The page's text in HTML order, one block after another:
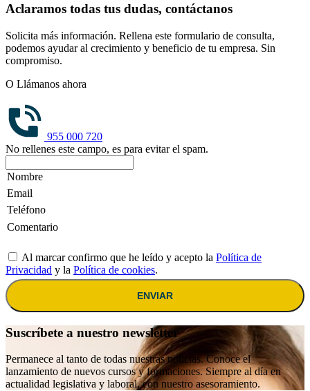
Aclaramos todas tus dudas, contáctanos
Solicita más información. Rellena este formulario de consulta,
podemos ayudar al crecimiento y beneficio de tu empresa. Sin
compromiso.
O Llámanos ahora
955 000 720
No rellenes este campo, es para evitar el spam.
Al marcar confirmo que he leído y acepto la Política de
Privacidad y la Política de cookies.
ENVIAR
Suscríbete a nuestro newsletter
Permanece al tanto de todas nuestras noticias. Conoce el
lanzamiento de nuevos cursos y formaciones. Siempre al día en
actualidad legislativa y laboral, con nuestro asesoramiento.